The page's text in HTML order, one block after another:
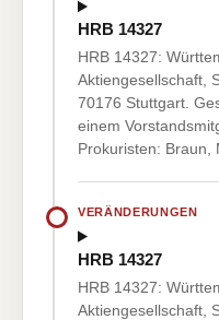
HRB 14327
HRB 14327:
Aktiengesellschaft,
70176 Stuttgart.
einem
Prokuristen: Braun,
VERÄNDERUNGEN
HRB 14327
HRB 14327:
Aktiengesellschaft,